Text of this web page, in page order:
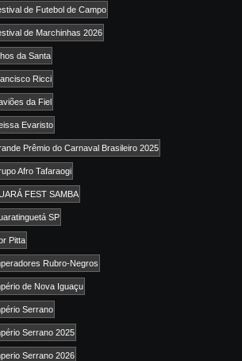
de Futebol de Campo
de Marchinhas 2026
da Santa
Ricci
da Fiel
Evaristo
Prêmio do Carnaval Brasileiro 2025
Afro Tafaraogi
FEST SAMBA
SP
Pitta
Rubro-Negros
de Nova Iguaçu
Serrano
Serrano 2025
Serrano 2026